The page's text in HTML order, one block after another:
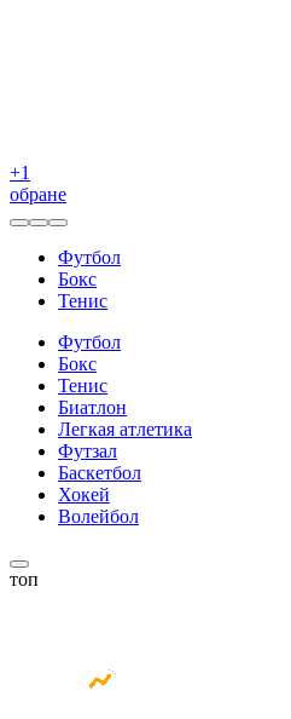
+1
обране
Футбол
Бокс
Тенис
Футбол
Бокс
Тенис
Биатлон
Легкая атлетика
Футзал
Баскетбол
Хокей
Волейбол
топ